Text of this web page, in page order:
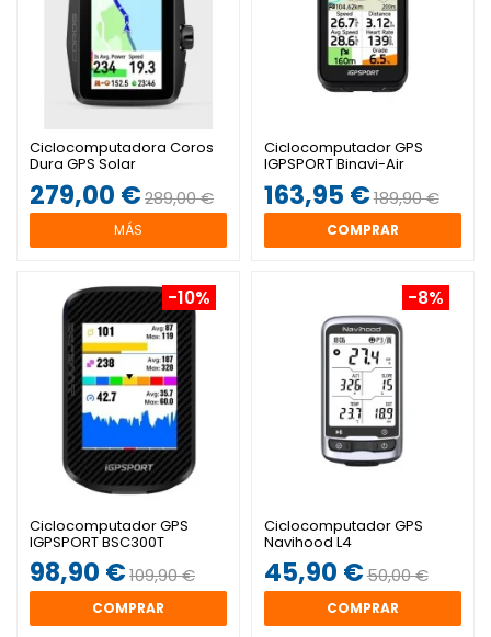
Ciclocomputadora Coros
Dura GPS Solar
279,00 €289,00 €
MÁS
Ciclocomputador GPS
IGPSPORT Binavi-Air
163,95 €189,90 €
COMPRAR
-10%
Ciclocomputador GPS
IGPSPORT BSC300T
98,90 €109,90 €
COMPRAR
-8%
Ciclocomputador GPS
Navihood L4
45,90 €50,00 €
COMPRAR